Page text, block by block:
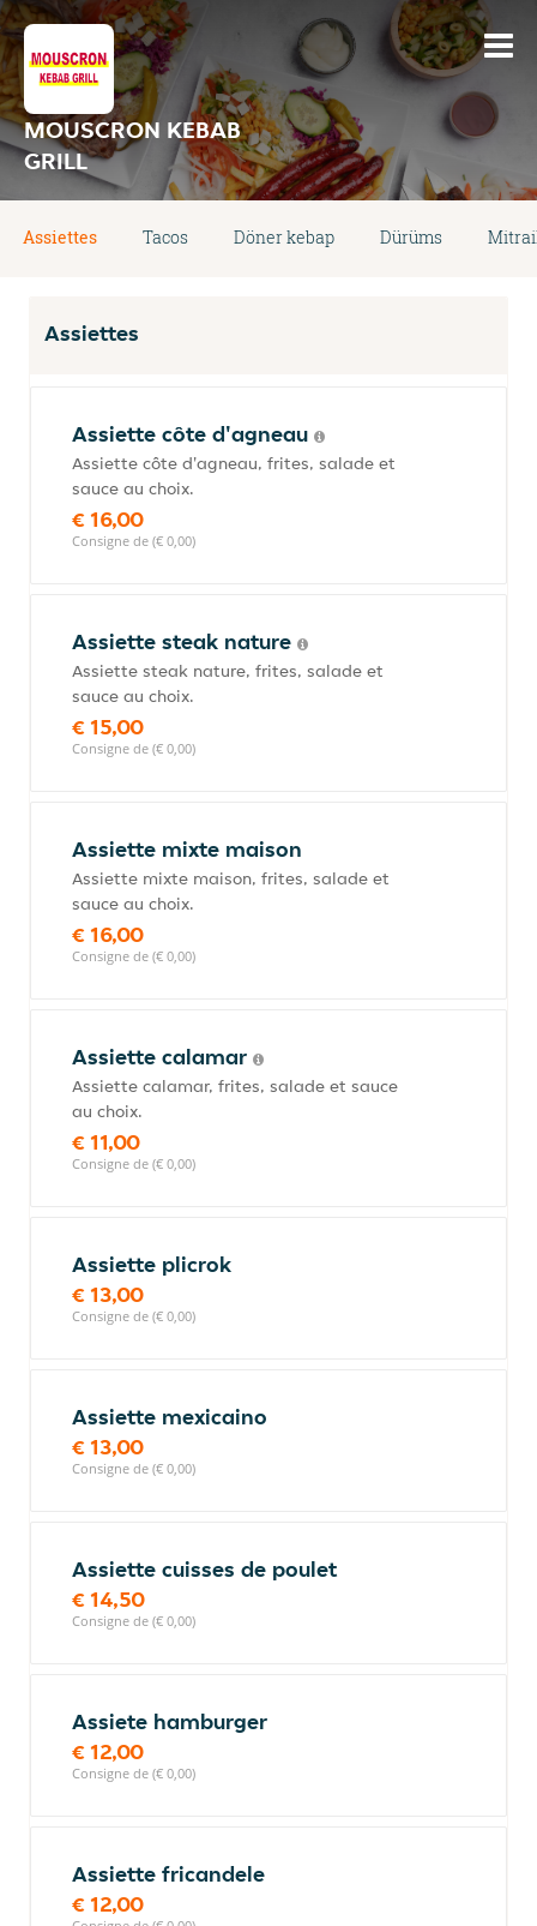
MOUSCRON KEBAB
GRILL
Assiettes Tacos Döner kebap Dürüms
Assiettes
Assiette côte d'agneau
Assiette côte d'agneau, frites, salade et
sauce au choix.
€ 16,00
Consigne de (€ 0,00)
Assiette steak nature
Assiette steak nature, frites, salade et
sauce au choix.
€ 15,00
Consigne de (€ 0,00)
Assiette mixte maison
Assiette mixte maison, frites, salade et
sauce au choix.
€ 16,00
Consigne de (€ 0,00)
Assiette calamar
Assiette calamar, frites, salade et sauce
au choix.
€ 11,00
Consigne de (€ 0,00)
Assiette plicrok
€ 13,00
Consigne de (€ 0,00)
Assiette mexicaino
€ 13,00
Consigne de (€ 0,00)
Assiette cuisses de poulet
€ 14,50
Consigne de (€ 0,00)
Assiete hamburger
€ 12,00
Consigne de (€ 0,00)
Assiette fricandele
€ 12,00